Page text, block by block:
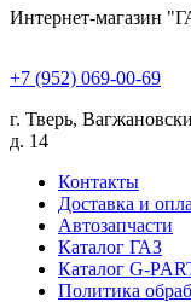
Интернет-магазин
+7 (952) 069-00-69
г. Тверь,
д. 14
Контакты
Доставка и
Автозапчасти
Каталог ГАЗ
Каталог G-
Политика